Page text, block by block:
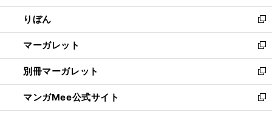
開
く
ウ
で
開
く
ン
ド
ウ
で
開
く
ウ
ィ
ン
ド
ウ
で
開
く
りぼん
新
し
い
ウ
ィ
ン
ド
ウ
マーガレット
新
し
い
ウ
ィ
ン
別冊マーガレット
新
し
い
ウ
マンガMee公式サイト
新
し